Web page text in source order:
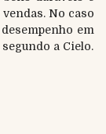
No caso
em
a Cielo.